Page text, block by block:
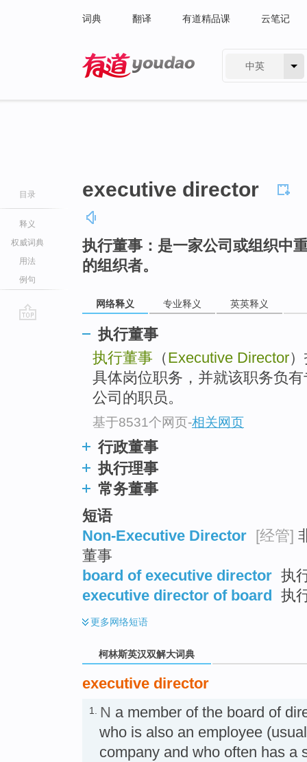
词典 翻译 有道精品课 云笔记
中英
目录
释义
权威词典
用法
例句
executive director
执行董事：是一家公司或组织中
的组织者。
网络释义 专业释义 英英释义
执行董事
执行董事 （Executive Director
具体岗位职务，并就该职务负
公司的职员。
基于8531个网页-相关网页
行政董事
执行理事
常务董事
短语
Non-Executive Director [经管]
董事
board of executive director 执
executive director of board 执
更多网络短语
柯林斯英汉双解大词典
executive director
1. N a member of the board of
who is also an employee
company and who often has a